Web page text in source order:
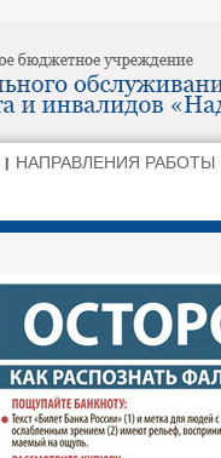
НАПРАВЛЕНИЯ РАБОТЫ